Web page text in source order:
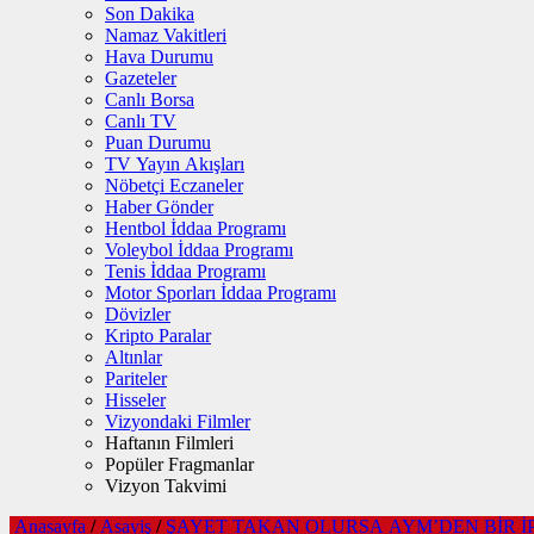
Son Dakika
Namaz Vakitleri
Hava Durumu
Gazeteler
Canlı Borsa
Canlı TV
Puan Durumu
TV Yayın Akışları
Nöbetçi Eczaneler
Haber Gönder
Hentbol İddaa Programı
Voleybol İddaa Programı
Tenis İddaa Programı
Motor Sporları İddaa Programı
Dövizler
Kripto Paralar
Altınlar
Pariteler
Hisseler
Vizyondaki Filmler
Haftanın Filmleri
Popüler Fragmanlar
Vizyon Takvimi
Anasayfa / Asayiş / ŞAYET TAKAN OLURSA AYM’DEN BİR